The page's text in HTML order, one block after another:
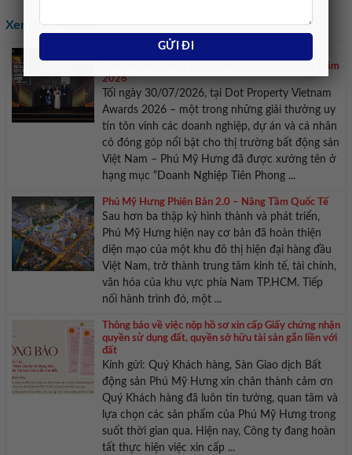
Xem các tin khác:
Giải Thưởng Liên Tiếp Của Phú Mỹ Hưng Trong Năm
2026
Tối ngày 30/07/2026, tại Dot Property Vietnam
Awards 2026 – một trong những giải thưởng uy
tín tôn vinh các doanh nghiệp, dự án và cá nhân
có đóng góp nổi bật cho thị trường bất động sản
Việt Nam – Phú Mỹ Hưng đã được xướng tên ở
hạng mục “Doanh Nghiệp Tiên Phong ...
Phú Mỹ Hưng Phiên Bản 2.0 – Nâng Tầm Quốc Tế
Sau hơn ba thập kỷ hình thành và phát triển,
Phú Mỹ Hưng hiện nay cơ bản đã hoàn thiện
diện mạo của một khu đô thị hiện đại hàng đầu
Việt Nam, trở thành trung tâm kinh tế, tài chính,
văn hóa của khu vực phía Nam TP.HCM. Tiếp
nối hành trình đó, một ...
Thông báo về việc nộp hồ sơ xin cấp Giấy chứng nhận
quyền sử dụng đất, quyền sở hữu tài sản gắn liền với
đất
Kính gửi: Quý Khách hàng, Sàn Giao dịch Bất
động sản Phú Mỹ Hưng xin chân thành cảm ơn
Quý Khách hàng đã luôn tin tưởng, quan tâm và
lựa chọn các sản phẩm của Phú Mỹ Hưng trong
suốt thời gian qua. Hiện nay, Công ty đang hoàn
tất thực hiện việc xin cấp ...